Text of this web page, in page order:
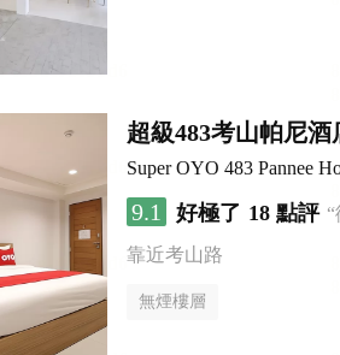
超級483考山帕尼酒
Super OYO 483 Pannee
9.1 好極了 18 點評
靠近考山路
無煙樓層